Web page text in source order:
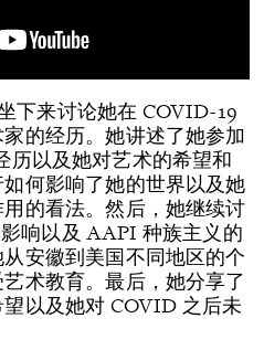
下来讨论她在 COVID-19
的经历。她讲述了她参加
历以及她对艺术的希望和
何影响了她的世界以及她
的看法。然后，她继续讨
响以及 AAPI 种族主义的
安徽到美国不同地区的个
术教育。最后，她分享了
以及她对 COVID 之后未